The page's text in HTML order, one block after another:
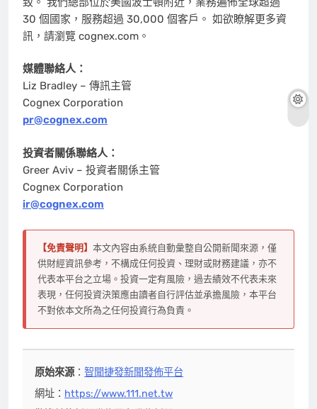
30 個國家，服務超過 30,000 個客戶。 如欲瞭解更多資
訊，請瀏覽 cognex.com。
媒體聯絡人：
Liz Bradley – 傳訊主管
Cognex Corporation
pr@cognex.com
投資者關係聯絡人：
Greer Aviv – 投資者關係主管
Cognex Corporation
ir@cognex.com
【免責聲明】 本文內容由系統自動彙整自公開新聞來源，僅
供財經資訊參考，不構成任何投資、理財或財務建議，亦不
代表本平台之立場。投資一定有風險，過去績效不代表未來
表現，任何投資決策應由讀者自行評估並承擔風險，本平台
不對依本文所為之任何投資行為負責。
原始來源：智聞捷發新聞發佈平台
網址： https://www.111.net.tw